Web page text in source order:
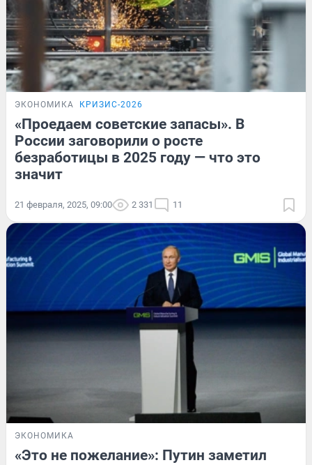
ЭКОНОМИКА КРИЗИС-2026
«Проедаем советские запасы». В
России заговорили о росте
безработицы в 2025 году — что это
значит
21 февраля, 2025, 09:00 2 331 11
ЭКОНОМИКА
«Это не пожелание»: Путин заметил